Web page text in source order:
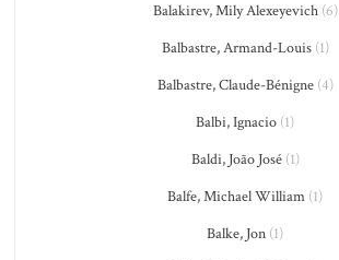
Balakirev, Mily Alexeyevich(6)
Balbastre, Armand-Louis(1)
Balbastre, Claude-Bénigne(4)
Balbi, Ignacio (1)
Baldi, João José(1)
Balfe, Michael William (1)
Balke, Jon (1)